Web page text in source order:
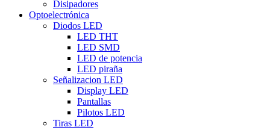
Disipadores
Optoelectrónica
Diodos LED
LED THT
LED SMD
LED de potencia
LED piraña
Señalizacion LED
Display LED
Pantallas
Pilotos LED
Tiras LED